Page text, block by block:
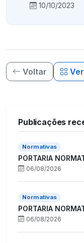
10/10/2023
Voltar
Publicações
Normativas
PORTARIA
06/08/2026
Normativas
PORTARIA
06/08/2026